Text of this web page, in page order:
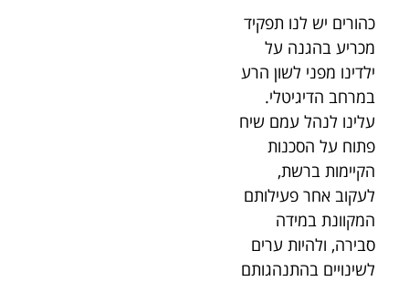
כהורים יש לנו תפקיד
מכריע בהגנה על
ילדינו מפני לשון הרע
במרחב הדיגיטלי.
עלינו לנהל עמם שיח
פתוח על הסכנות
הקיימות ברשת,
לעקוב אחר פעילותם
המקוונת במידה
סבירה, ולהיות ערים
לשינויים בהתנהגותם